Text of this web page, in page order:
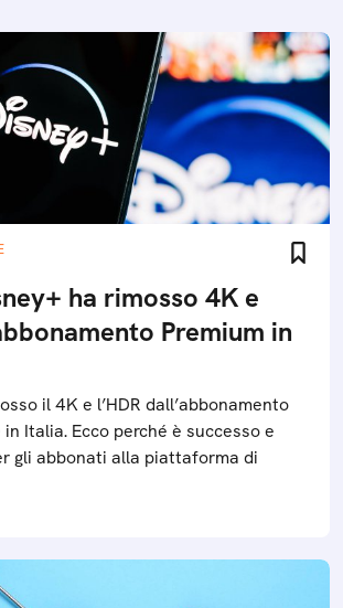
ha rimosso 4K e
Premium in
il 4K e l’HDR dall’abbonamento
in Italia. Ecco perché è successo e
gli abbonati alla piattaforma di